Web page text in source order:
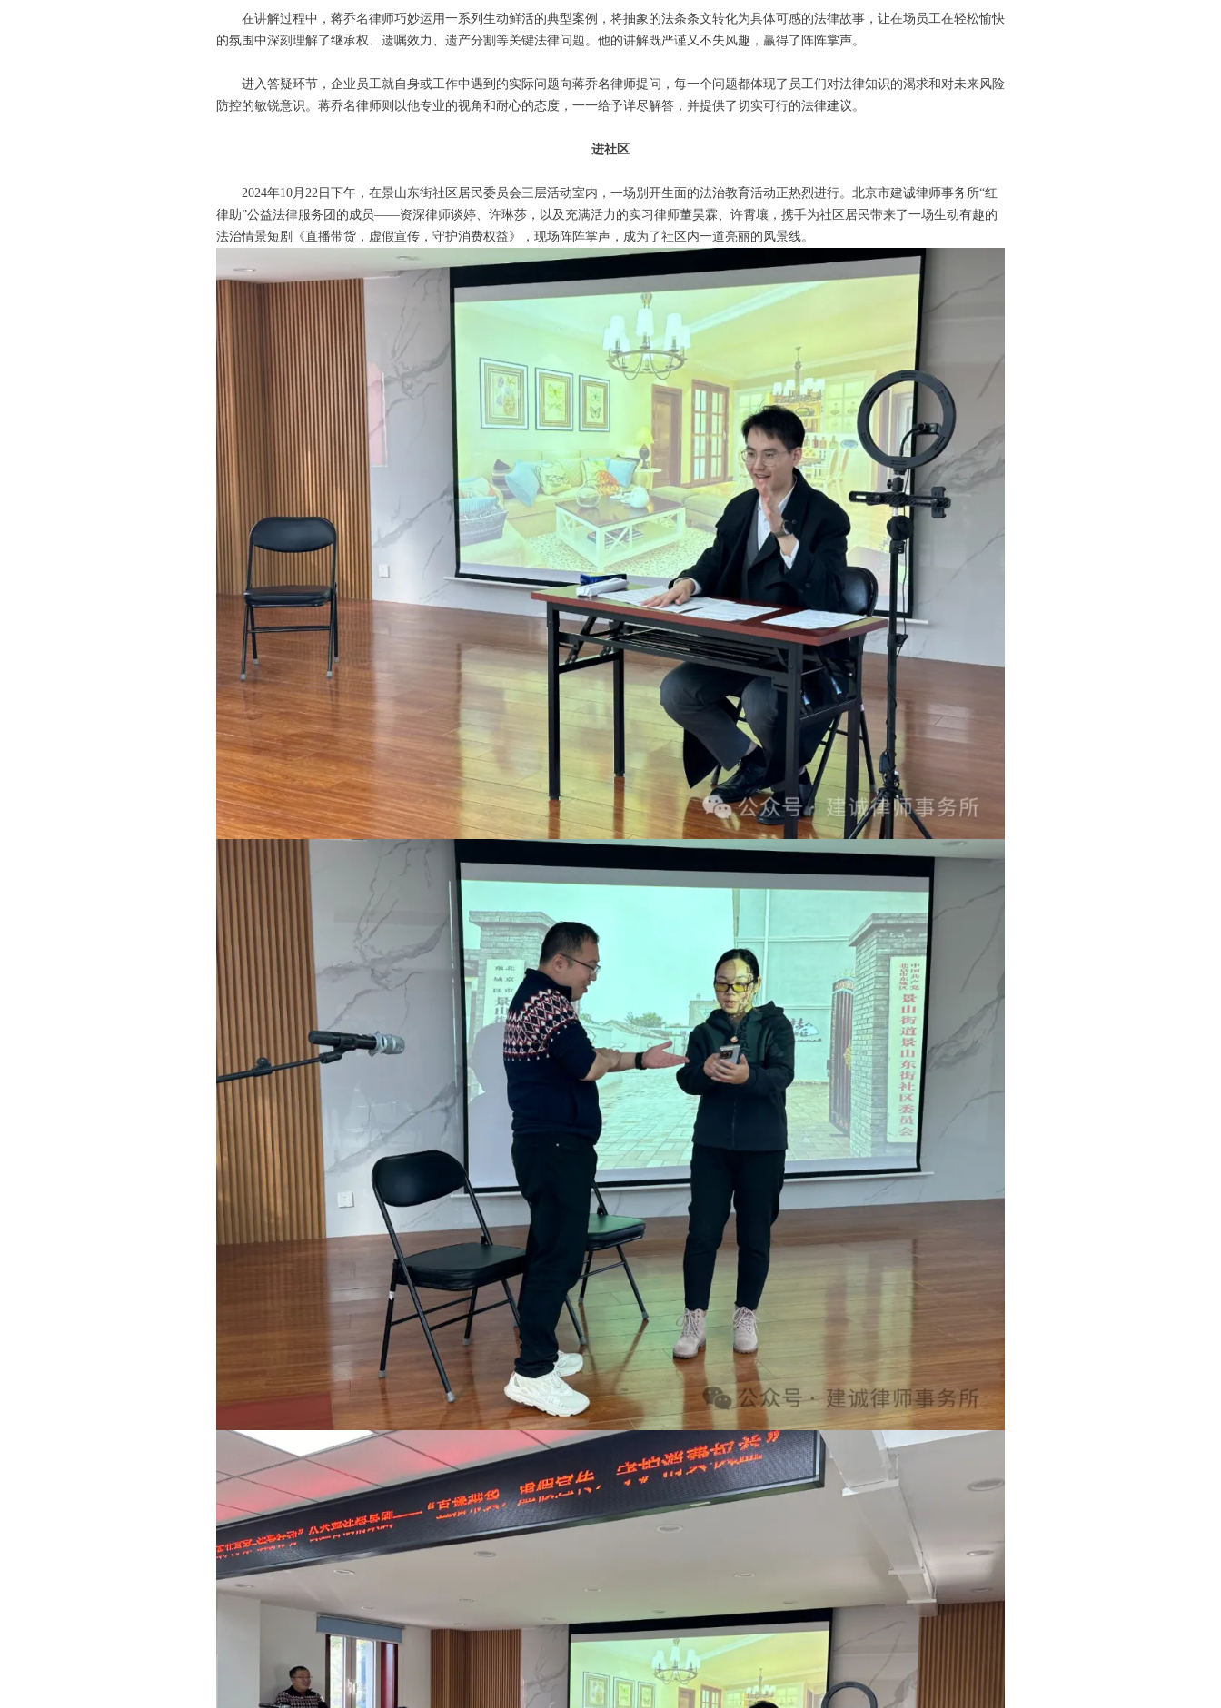
在讲解过程中，蒋乔名律师巧妙运用一系列生动鲜活的典型案例，将抽象的法条条文转化为具体可感的法律故事，让在场员工在轻松愉快
的氛围中深刻理解了继承权、遗嘱效力、遗产分割等关键法律问题。他的讲解既严谨又不失风趣，赢得了阵阵掌声。
进入答疑环节，企业员工就自身或工作中遇到的实际问题向蒋乔名律师提问，每一个问题都体现了员工们对法律知识的渴求和对未来风险
防控的敏锐意识。蒋乔名律师则以他专业的视角和耐心的态度，一一给予详尽解答，并提供了切实可行的法律建议。
进社区
2024年10月22日下午，在景山东街社区居民委员会三层活动室内，一场别开生面的法治教育活动正热烈进行。北京市建诚律师事务所“红
律助”公益法律服务团的成员——资深律师谈婷、许琳莎，以及充满活力的实习律师董昊霖、许霄壤，携手为社区居民带来了一场生动有趣的
法治情景短剧《直播带货，虚假宣传，守护消费权益》，现场阵阵掌声，成为了社区内一道亮丽的风景线。